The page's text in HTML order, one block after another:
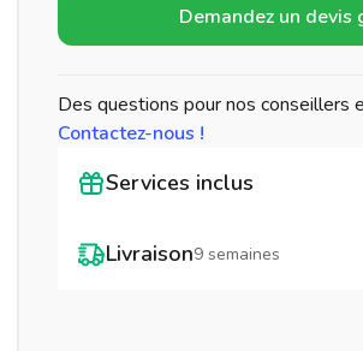
Demandez un devis
Des questions pour nos conseillers
Contactez-nous !
Services inclus
Livraison9 semaines